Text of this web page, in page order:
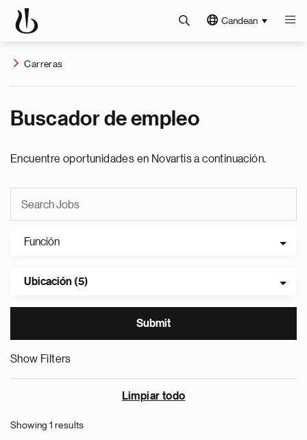
Candean
Carreras
Buscador de empleo
Encuentre oportunidades en Novartis a continuación.
Función
Ubicación (5)
Show Filters
Limpiar todo
Showing 1 results